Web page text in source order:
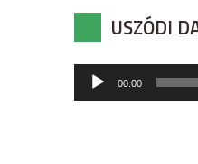
USZÓDI
Audió
lejátszó
00:00